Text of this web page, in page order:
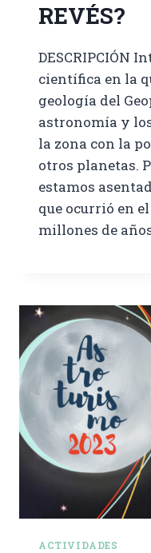
REVÉS?
DESCRIPCIÓN
científica en la
geología del
astronomía y
la zona con la
otros planetas.
estamos
que ocurrió en
millones de
ACTIVIDADES